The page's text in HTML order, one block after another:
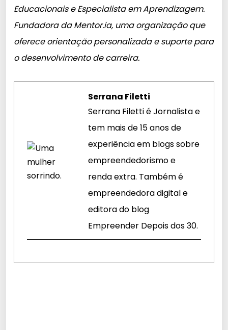
Educacionais e Especialista em Aprendizagem.
Fundadora da Mentor.ia, uma organização que
oferece orientação personalizada e suporte para
o desenvolvimento de carreira.
Serrana Filetti
Serrana Filetti é Jornalista e
tem mais de 15 anos de
experiência em blogs sobre
empreendedorismo e
renda extra. Também é
empreendedora digital e
editora do blog
Empreender Depois dos 30.